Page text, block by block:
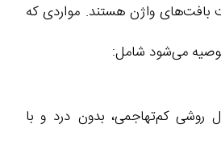
بافت‌های واژن هستند. مواردی که
توصیه می‌شود شامل:
روشی کم‌تهاجمی، بدون درد و با